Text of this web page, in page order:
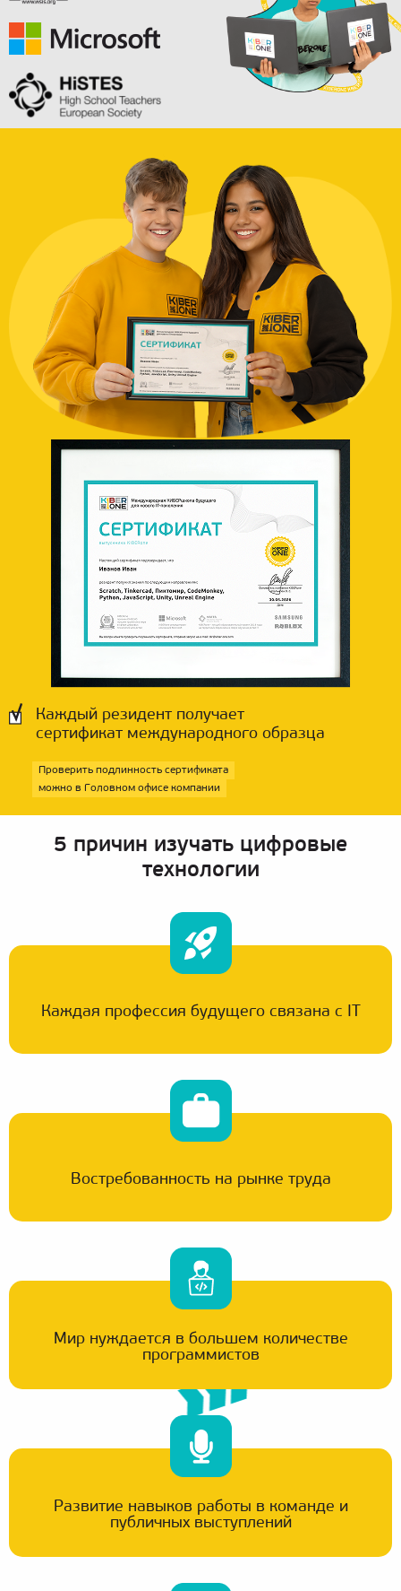
Каждый резидент получает
сертификат международного образца
Проверить подлинность сертификата
можно в Головном офисе компании
5 причин изучать цифровые
технологии
Каждая профессия будущего связана с IT
Востребованность на рынке труда
Мир нуждается в большем количестве
программистов
Развитие навыков работы в команде и
публичных выступлений